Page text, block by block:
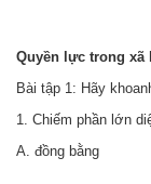
Quyền lực trong xã
Bài tập 1: Hãy
1. Chiếm phần lớn
A. đồng bằng